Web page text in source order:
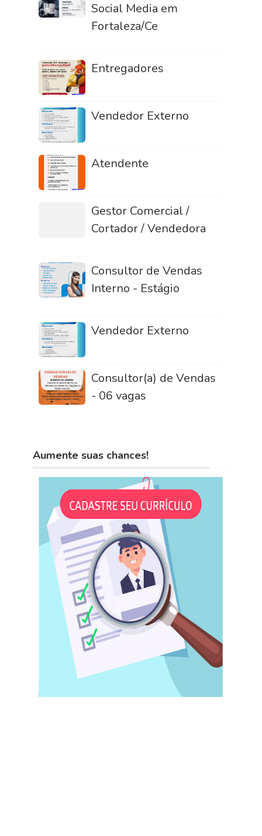
Social Media em
Fortaleza/Ce
Entregadores
Vendedor Externo
Atendente
Gestor Comercial /
Cortador / Vendedora
Consultor de Vendas
Interno - Estágio
Vendedor Externo
Consultor(a) de Vendas
- 06 vagas
Aumente suas chances!